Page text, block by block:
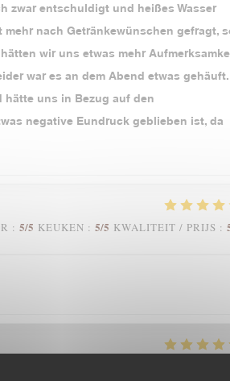
zwar entschuldigt und heißes Wasser
nach Getränkewünschen gefragt,
wir uns etwas mehr
war es an dem Abend etwas gehäuft.
uns in Bezug auf den
negative Eundruck geblieben ist, da
: 5/5 KEUKEN : 5/5 KWALITEIT / PRIJS :